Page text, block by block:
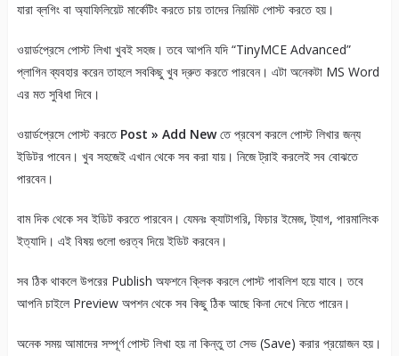
যারা ব্লগিং বা অ্যাফিলিয়েট মার্কেটিং করতে চায় তাদের নিয়মিট পোস্ট করতে হয়।
ওয়ার্ডপ্রেসে পোস্ট লিখা খুবই সহজ। তবে আপনি যদি “TinyMCE Advanced”
প্লাগিন ব্যবহার করেন তাহলে সবকিছু খুব দ্রুত করতে পারবেন। এটা অনেকটা MS Word
এর মত সুবিধা দিবে।
ওয়ার্ডপ্রেসে পোস্ট করতে Post » Add Newতে প্রবেশ করলে পোস্ট লিখার জন্য
ইডিটর পাবেন। খুব সহজেই এখান থেকে সব করা যায়। নিজে ট্রাই করলেই সব বোঝতে
পারবেন।
বাম দিক থেকে সব ইডিট করতে পারবেন। যেমনঃ ক্যাটাগরি, ফিচার ইমেজ, ট্যাগ, পারমালিংক
ইত্যাদি। এই বিষয় গুলো গুরত্ব দিয়ে ইডিট করবেন।
সব ঠিক থাকলে উপরের Publish অফশনে ক্লিক করলে পোস্ট পাবলিশ হয়ে যাবে। তবে
আপনি চাইলে Preview অপশন থেকে সব কিছু ঠিক আছে কিনা দেখে নিতে পারেন।
অনেক সময় আমাদের সম্পূর্ণ পোস্ট লিখা হয় না কিন্তু তা সেভ (Save) করার প্রয়োজন হয়।